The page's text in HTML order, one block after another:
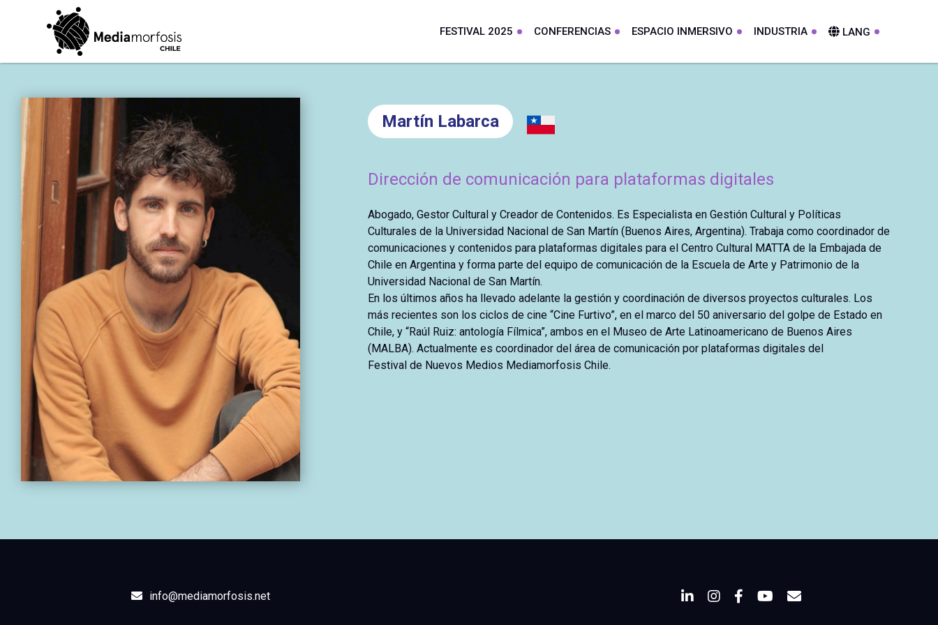
FESTIVAL 2025 CONFERENCIAS ESPACIO INMERSIVO INDUSTRIA LANG
Martín Labarca
Dirección de comunicación para plataformas digitales
Abogado, Gestor Cultural y Creador de Contenidos. Es Especialista en Gestión Cultural y Políticas
Culturales de la Universidad Nacional de San Martín (Buenos Aires, Argentina). Trabaja como coordinador de
comunicaciones y contenidos para plataformas digitales para el Centro Cultural MATTA de la Embajada de
Chile en Argentina y forma parte del equipo de comunicación de la Escuela de Arte y Patrimonio de la
Universidad Nacional de San Martín.
En los últimos años ha llevado adelante la gestión y coordinación de diversos proyectos culturales. Los
más recientes son los ciclos de cine “Cine Furtivo”, en el marco del 50 aniversario del golpe de Estado en
Chile, y “Raúl Ruiz: antología Fílmica”, ambos en el Museo de Arte Latinoamericano de Buenos Aires
(MALBA). Actualmente es coordinador del área de comunicación por plataformas digitales del
Festival de Nuevos Medios Mediamorfosis Chile.
info@mediamorfosis.net